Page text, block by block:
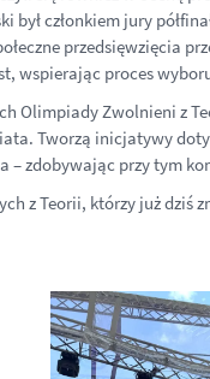
był członkiem jury
przedsięwzięcia
wspierając proces
Olimpiady Zwolnieni z
Tworzą inicjatywy
– zdobywając przy tym
z Teorii, którzy już dziś